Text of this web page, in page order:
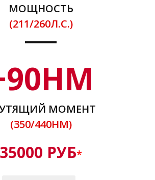
МОЩНОСТЬ
(211/260Л.С.)
90НМ
МОМЕНТ
(350/440НМ)
35000 РУБ*